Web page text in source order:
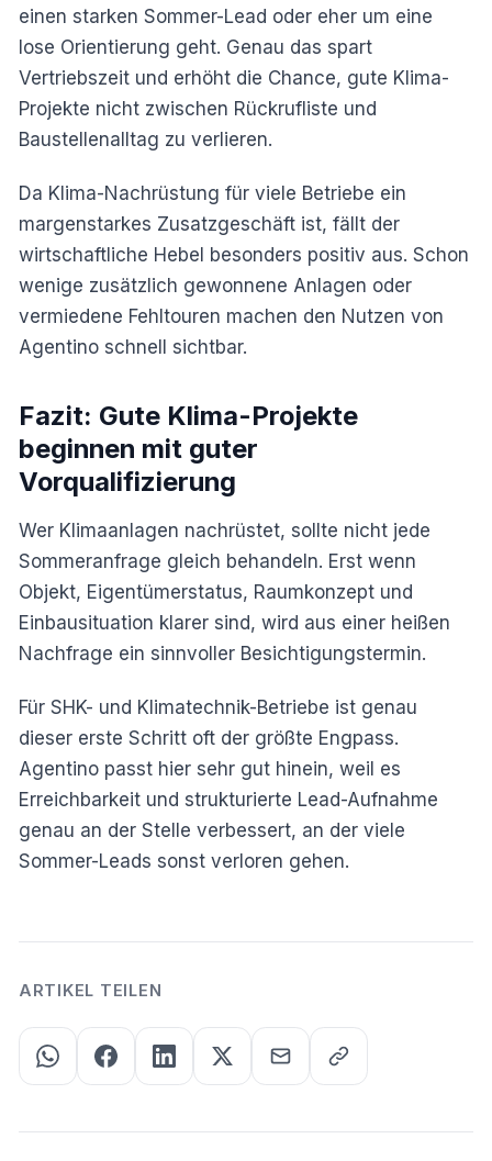
einen starken Sommer-Lead oder eher um eine
lose Orientierung geht. Genau das spart
Vertriebszeit und erhöht die Chance, gute Klima-
Projekte nicht zwischen Rückrufliste und
Baustellenalltag zu verlieren.
Da Klima-Nachrüstung für viele Betriebe ein
margenstarkes Zusatzgeschäft ist, fällt der
wirtschaftliche Hebel besonders positiv aus. Schon
wenige zusätzlich gewonnene Anlagen oder
vermiedene Fehltouren machen den Nutzen von
Agentino schnell sichtbar.
Fazit: Gute Klima-Projekte
beginnen mit guter
Vorqualifizierung
Wer Klimaanlagen nachrüstet, sollte nicht jede
Sommeranfrage gleich behandeln. Erst wenn
Objekt, Eigentümerstatus, Raumkonzept und
Einbausituation klarer sind, wird aus einer heißen
Nachfrage ein sinnvoller Besichtigungstermin.
Für SHK- und Klimatechnik-Betriebe ist genau
dieser erste Schritt oft der größte Engpass.
Agentino passt hier sehr gut hinein, weil es
Erreichbarkeit und strukturierte Lead-Aufnahme
genau an der Stelle verbessert, an der viele
Sommer-Leads sonst verloren gehen.
ARTIKEL TEILEN